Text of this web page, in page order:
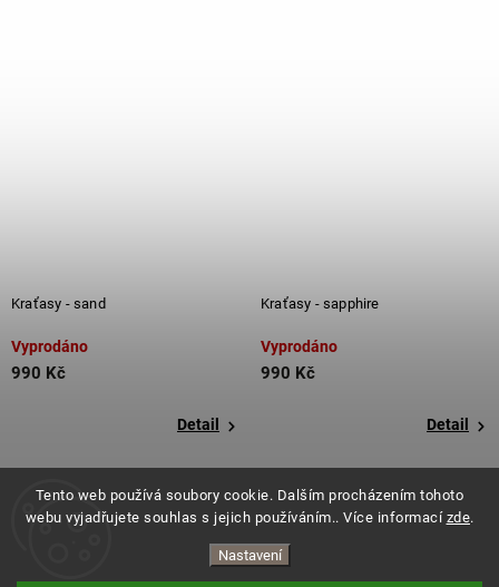
Tento web používá soubory cookie. Dalším procházením tohoto
webu vyjadřujete souhlas s jejich používáním.. Více informací zde.
Nastavení
Kraťasy - sand
Vyprodáno
990 Kč
Detail
Kraťasy - sapphire
Vyprodáno
990 Kč
Detail